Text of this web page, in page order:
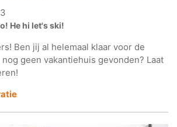
He hi let's ski!
Ben jij al helemaal klaar voor de
geen vakantiehuis gevonden? Laat